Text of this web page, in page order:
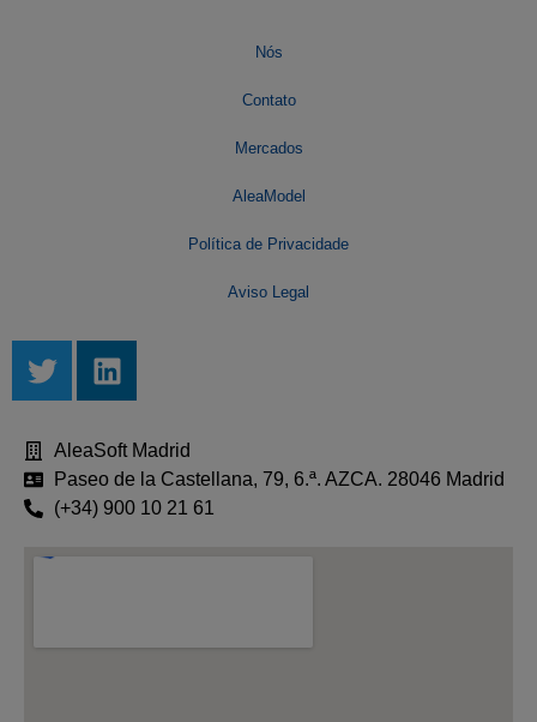
Nós
Contato
Mercados
AleaModel
Política de Privacidade
Aviso Legal
AleaSoft Madrid
Paseo de la Castellana, 79, 6.ª. AZCA. 28046 Madrid
(+34) 900 10 21 61